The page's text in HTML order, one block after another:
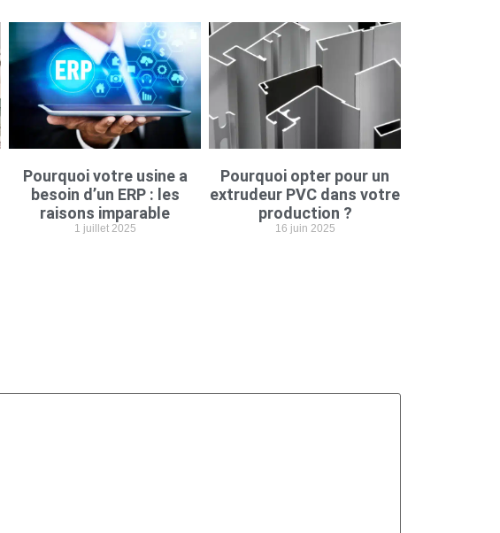
Pourquoi votre usine a
besoin d’un ERP : les
raisons imparable
1 juillet 2025
Pourquoi opter pour un
extrudeur PVC dans votre
production ?
16 juin 2025